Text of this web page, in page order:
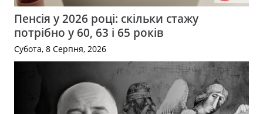
Пенсія у 2026 році: скільки стажу
потрібно у 60, 63 і 65 років
Субота, 8 Серпня, 2026